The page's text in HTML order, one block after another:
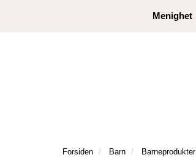
Åpningstider
Menighet
Forsiden Barn Barneprodukter